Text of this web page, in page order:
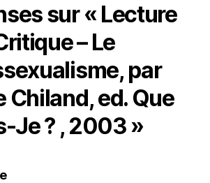
sur « Lecture
– Le
par
Chiland, ed. Que
Je ? , 2003 »
dit :